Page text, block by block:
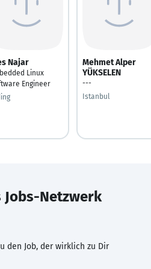
Najar
Linux
Engineer
Mehmet Alper
YÜKSELEN
---
Istanbul
Jobs-Netzwerk
den Job, der wirklich zu Dir